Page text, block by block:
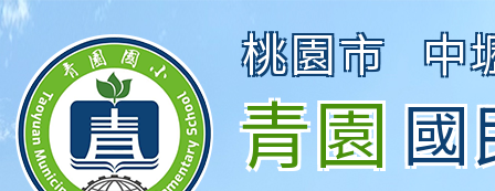
桃園市 中
青園國